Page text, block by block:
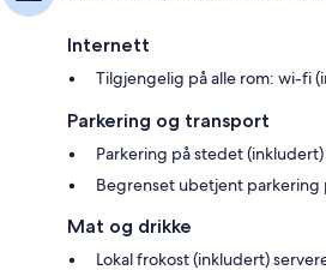
Internett
Tilgjengelig på alle rom: wi-fi
Parkering og transport
Parkering på stedet (inkludert)
Begrenset ubetjent parkering
Mat og drikke
Lokal frokost (inkludert)